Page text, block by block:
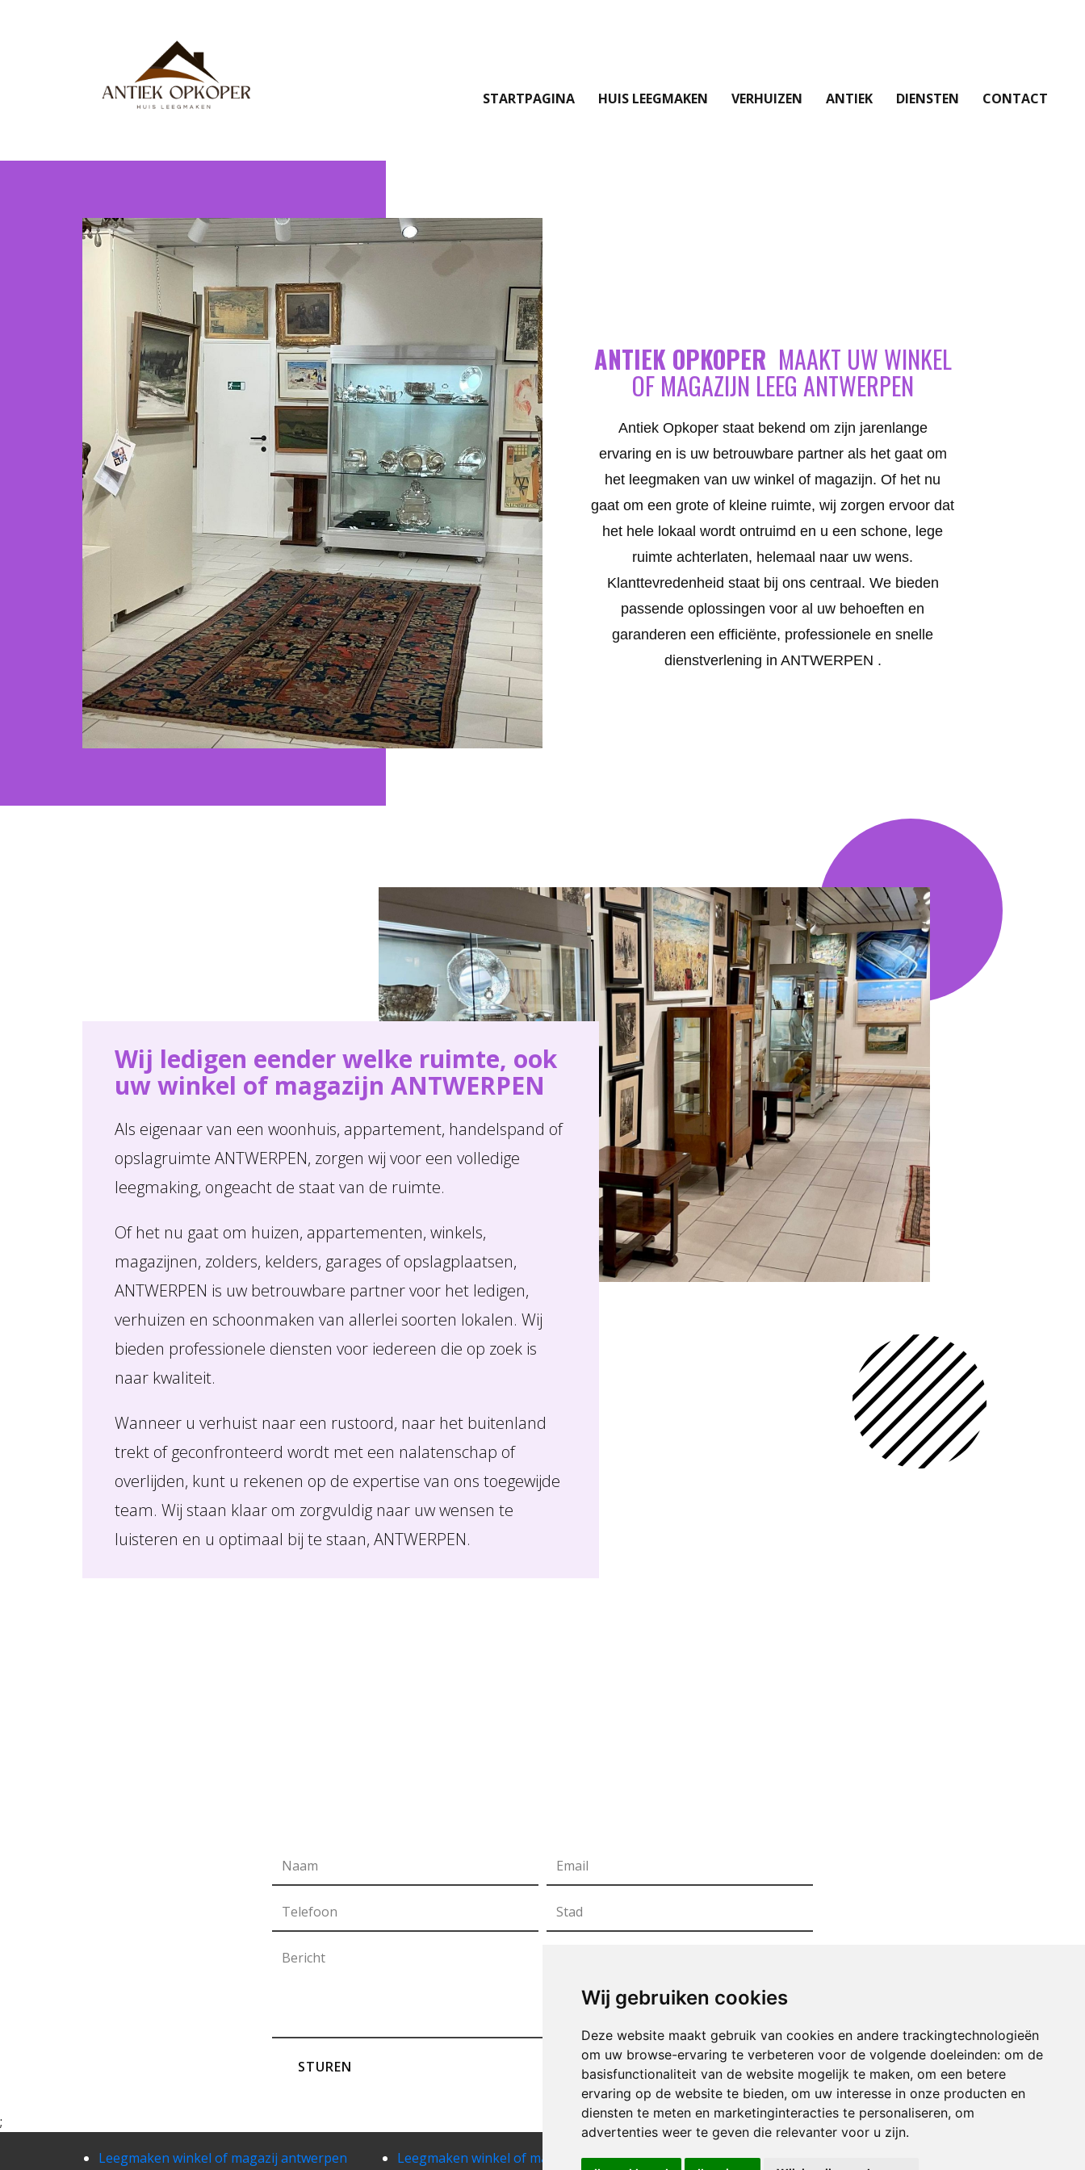
Wij gebruiken cookies
Deze website maakt gebruik van cookies en andere trackingtechnologieën
om uw browse-ervaring te verbeteren voor de volgende doeleinden: om de
basisfunctionaliteit van de website mogelijk te maken, om een betere
ervaring op de website te bieden, om uw interesse in onze producten en
diensten te meten en marketinginteracties te personaliseren, om
advertenties weer te geven die relevanter voor u zijn.
STARTPAGINA HUIS LEEGMAKEN VERHUIZEN ANTIEK DIENSTEN CONTACT
ANTIEK OPKOPER MAAKT UW WINKEL
OF MAGAZIJN LEEG ANTWERPEN
Antiek Opkoper staat bekend om zijn jarenlange
ervaring en is uw betrouwbare partner als het gaat om
het leegmaken van uw winkel of magazijn. Of het nu
gaat om een grote of kleine ruimte, wij zorgen ervoor dat
het hele lokaal wordt ontruimd en u een schone, lege
ruimte achterlaten, helemaal naar uw wens.
Klanttevredenheid staat bij ons centraal. We bieden
passende oplossingen voor al uw behoeften en
garanderen een efficiënte, professionele en snelle
dienstverlening in ANTWERPEN .
Wij ledigen eender welke ruimte, ook
uw winkel of magazijn ANTWERPEN
Als eigenaar van een woonhuis, appartement, handelspand of
opslagruimte ANTWERPEN, zorgen wij voor een volledige
leegmaking, ongeacht de staat van de ruimte.
Of het nu gaat om huizen, appartementen, winkels,
magazijnen, zolders, kelders, garages of opslagplaatsen,
ANTWERPEN is uw betrouwbare partner voor het ledigen,
verhuizen en schoonmaken van allerlei soorten lokalen. Wij
bieden professionele diensten voor iedereen die op zoek is
naar kwaliteit.
Wanneer u verhuist naar een rustoord, naar het buitenland
trekt of geconfronteerd wordt met een nalatenschap of
overlijden, kunt u rekenen op de expertise van ons toegewijde
team. Wij staan klaar om zorgvuldig naar uw wensen te
luisteren en u optimaal bij te staan, ANTWERPEN.
STUREN
;
Leegmaken winkel of magazij antwerpen Leegmaken winkel of magazij arendonk
Leegmaken winkel of magazij baarle-hertog